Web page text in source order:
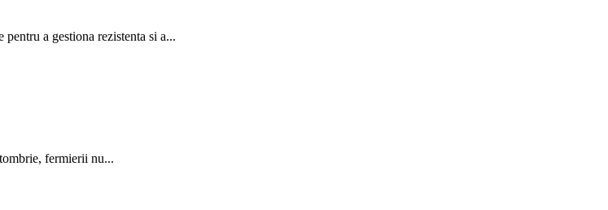
a gestiona rezistenta si a...
fermierii nu...